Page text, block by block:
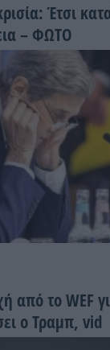
Έτσι
– ΦΩΤΟ
από το WEF
ο Τραμπ, vid